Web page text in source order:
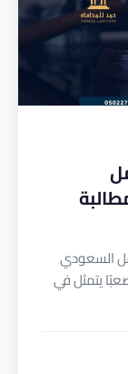
السعودي
يتمثل في